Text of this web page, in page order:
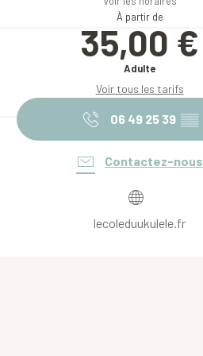
À partir de
35,00 €
Adulte
Voir tous les tarifs
06 49 25 39 ▒▒
Contactez-nous
lecoleduukulele.fr